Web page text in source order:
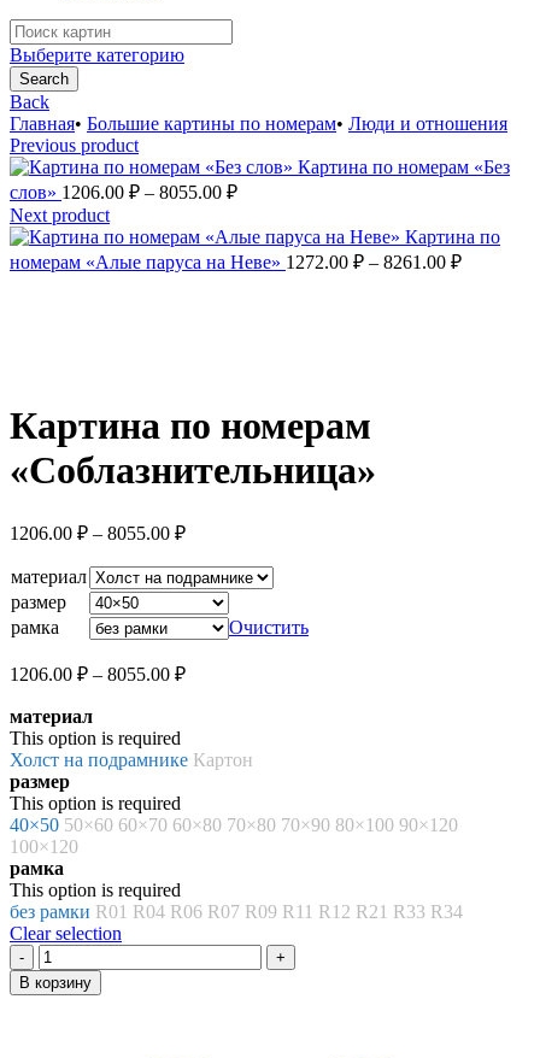
Search
for:
Выберите категорию
Search
Back
Главная• Большие картины по номерам• Люди и отношения
Previous product
Картина по номерам «Без
слов» 1206.00 ₽ – 8055.00 ₽Диапазон
1206.00 ₽
–
Next product
Картина по
номерам «Алые паруса на Неве» 1272.00 ₽ – 8261.00 ₽Диапазон
Картина по номерам
«Соблазнительница»
1206.00 ₽ – 8055.00 ₽Диапазон
1206.00 ₽
–
8055.00 ₽
материал
размер
рамка
Очистить
1206.00 ₽ – 8055.00 ₽Диапазон
8055.00 ₽
материал
This option is required
Холст на подрамнике Картон
размер
This option is required
40×50 50×60 60×70 60×80 70×80 70×90 80×100 90×120
100×120
рамка
This option is required
без рамки R01 R04 R06 R07 R09 R11 R12 R21 R33 R34
Clear selection
Количество
товара
Картина
В корзину